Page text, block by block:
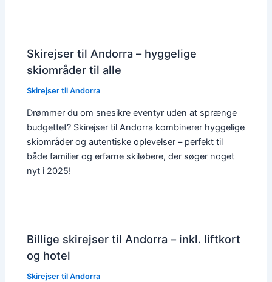
Skirejser til Andorra – hyggelige
skiområder til alle
Skirejser til Andorra
Drømmer du om snesikre eventyr uden at sprænge
budgettet? Skirejser til Andorra kombinerer hyggelige
skiområder og autentiske oplevelser – perfekt til
både familier og erfarne skiløbere, der søger noget
nyt i 2025!
Billige skirejser til Andorra – inkl. liftkort
og hotel
Skirejser til Andorra